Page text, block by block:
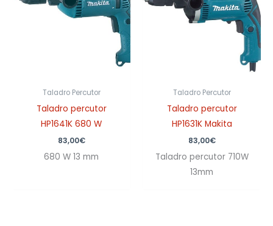
Taladro Percutor
Taladro percutor
HP1641K 680 W
83,00€
680 W 13 mm
Taladro Percutor
Taladro percutor
HP1631K Makita
83,00€
Taladro percutor 710W
13mm